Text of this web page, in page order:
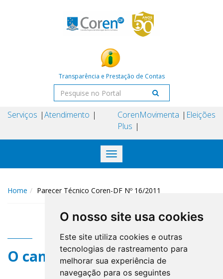
O nosso site usa cookies
Este site utiliza cookies e outras
tecnologias de rastreamento para
melhorar sua experiência de
navegação para os seguintes
Transparência e Prestação de Contas
Serviços Atendimento
Coren
Plus
Movimenta Eleições
Toggle
navigation
Home Parecer Técnico Coren-DF Nº 16/2011
O campo title não existe.